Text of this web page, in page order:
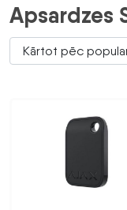
Apsardzes